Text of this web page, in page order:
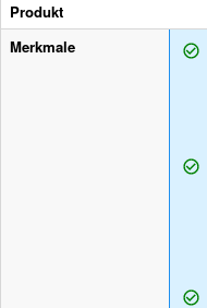
Produkt
Merkmale